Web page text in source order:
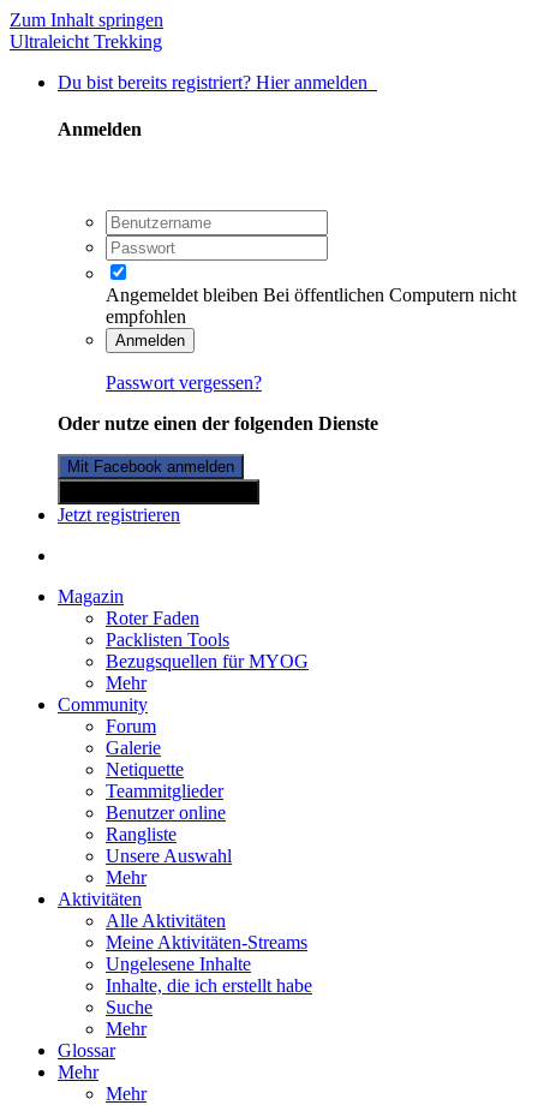
Zum Inhalt springen
Ultraleicht Trekking
Du bist bereits registriert? Hier anmelden
Anmelden
Angemeldet bleiben Bei öffentlichen Computern nicht
empfohlen
Anmelden
Passwort vergessen?
Oder nutze einen der folgenden Dienste
Mit Facebook anmelden
Jetzt registrieren
Magazin
Roter Faden
Packlisten Tools
Bezugsquellen für MYOG
Mehr
Community
Forum
Galerie
Netiquette
Teammitglieder
Benutzer online
Rangliste
Unsere Auswahl
Mehr
Aktivitäten
Alle Aktivitäten
Meine Aktivitäten-Streams
Ungelesene Inhalte
Inhalte, die ich erstellt habe
Suche
Mehr
Glossar
Mehr
Mehr